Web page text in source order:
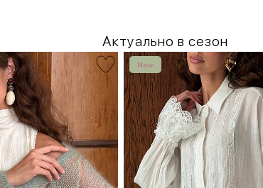
Актуально в сезон
New